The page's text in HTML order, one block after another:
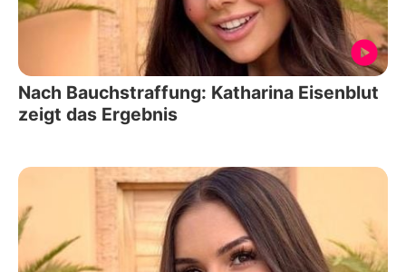
Nach Bauchstraffung: Katharina Eisenblut
zeigt das Ergebnis